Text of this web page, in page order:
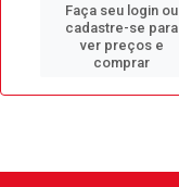
Faça seu login ou
cadastre-se para
ver preços e
comprar